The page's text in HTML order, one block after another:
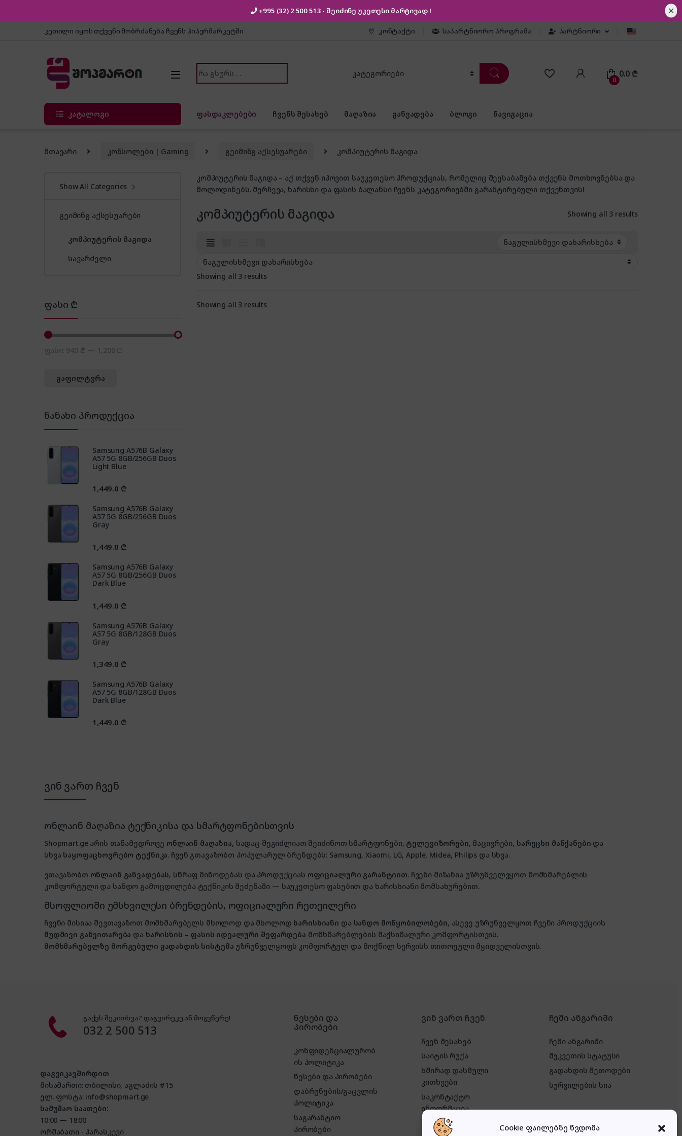
Cookie ფაილებზე წვდომა
+995 (32) 2 500 513 - შეიძინე უკეთესი მარტივად ! ✕
კეთილი იყოს თქვენი მობრძანება ჩვენს ჰიპერმარკეტში კონტაქტი საპარტნიორო პროგრამა პარტნიორი
Search for:
0
0.0 ₾
კატალოგი ფასდაკლებები ჩვენს შესახებ მაღაზია განვადება ბლოგი ნავიგაცია
მთავარი კონსოლები | Gaming გეიმინგ აქსესუარები კომპიუტერის მაგიდა
კომპიუტერის მაგიდა – აქ თქვენ იპოვით საუკეთესო პროდუქციას, რომელიც შეესაბამება თქვენს მოთხოვნებსა და
მოლოდინებს. შერჩევა, ხარისხი და ფასის ბალანსი ჩვენს კატეგორიებში გარანტირებული თქვენთვის!
კომპიუტერის მაგიდა Showing all 3 results
Showing all 3 results
Showing all 3 results
Show All Categories
გეიმინგ აქსესუარები
კომპიუტერის მაგიდა
სავარძელი
ფასი ₾
მინიმალური ფასი
მაქსიმალური ფასი
გაფილტვრა
ფასი: 940 ₾ — 1,200 ₾
ნანახი პროდუქცია
Samsung A576B Galaxy
A57 5G 8GB/256GB Duos
Light Blue
1,449.0 ₾
Samsung A576B Galaxy
A57 5G 8GB/256GB Duos
Gray
1,449.0 ₾
Samsung A576B Galaxy
A57 5G 8GB/256GB Duos
Dark Blue
1,449.0 ₾
Samsung A576B Galaxy
A57 5G 8GB/128GB Duos
Gray
1,349.0 ₾
Samsung A576B Galaxy
A57 5G 8GB/128GB Duos
Dark Blue
1,449.0 ₾
ვინ ვართ ჩვენ
ონლაინ მაღაზია ტექნიკისა და სმარტფონებისთვის
Shopmart.ge არის თანამედროვე ონლაინ მაღაზია, სადაც შეგიძლიათ შეიძინოთ სმარტფონები, ტელევიზორები, მაცივრები, სარეცხი მანქანები და
სხვა საყოფაცხოვრებო ტექნიკა. ჩვენ გთავაზობთ პოპულარულ ბრენდებს: Samsung, Xiaomi, LG, Apple, Midea, Philips და სხვა.
ვთავაზობთ ონლაინ განვადებას, სწრაფ მიწოდებას და პროდუქციას ოფიციალური გარანტიით. ჩვენი მიზანია უზრუნველვყოთ მომხმარებლის
კომფორტული და სანდო გამოცდილება ტექნიკის შეძენაში — საუკეთესო ფასებით და ხარისხიანი მომსახურებით.
მსოფლიოში უმსხვილესი ბრენდების, ოფიციალური რეთეილერი
ჩვენი მისიაა შევთავაზოთ მომხმარებელს მხოლოდ და მხოლოდ ხარისხიანი და სანდო მოწყობილობები, ასევე უზრუნველყოთ ჩვენი პროდუქციის
მუდმივი განვითარება და ხარისხის – ფასის იდეალური შეფარდება მომხმარებლების მაქსიმალური კომფორტისთვის.
მომხმარებელზე მორგებული გადახდის სისტემა უზრუნველყოფს კომფორტულ და მოქნილ სერვისს თითოეული მყიდველისთვის.
გაქვს შეკითხვა? დაგვირეკე ან მოგვწერე!
032 2 500 513
დაგვიკავშირდით
მისამართი: თბილისი, აგლაძის #15
ელ. ფოსტა: info@shopmart.ge
სამუშაო საათები:
10:00 — 18:00
ორშაბათი - პარასკევი
წესები და
პირობები
კონფიდენციალურობ
ის პოლიტიკა
წესები და პირობები
დაბრუნების/გაცვლის
პოლიტიკა
საგარანტიო
პირობები
ვინ ვართ ჩვენ
ჩვენ შესახებ
საიტის რუქა
ხშირად დასმული
კითხვები
საკონტაქტო
ინფორმაცია
ეს საინტერესოა &
ჩემი ანგარიში
ჩემი ანგარიში
შეკვეთის სტატუსი
გადახდის მეთოდები
სურვილების სია